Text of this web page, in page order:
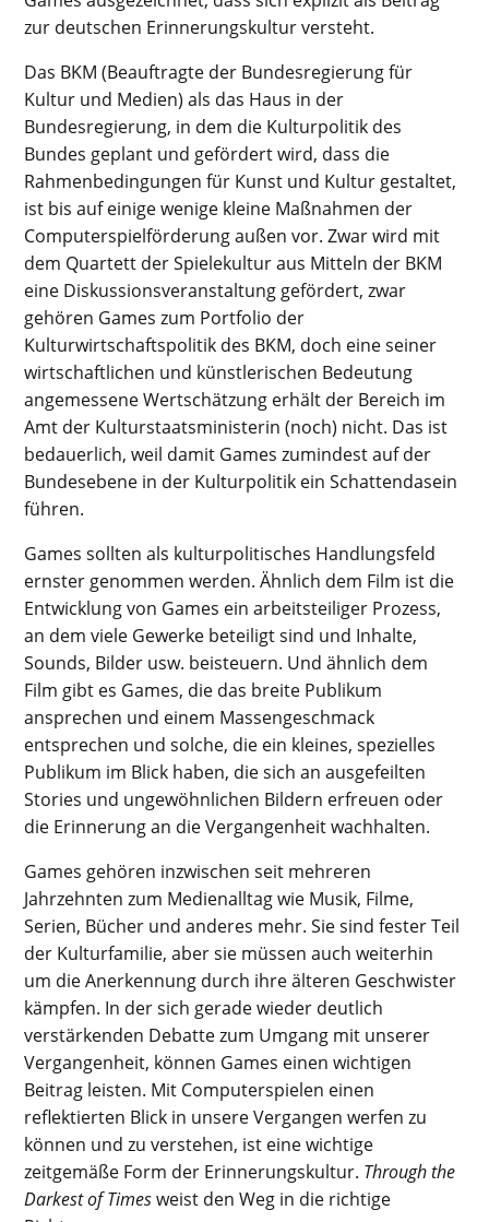
zur deutschen Erinnerungskultur versteht.
Das BKM (Beauftragte der Bundesregierung für
Kultur und Medien) als das Haus in der
Bundesregierung, in dem die Kulturpolitik des
Bundes geplant und gefördert wird, dass die
Rahmenbedingungen für Kunst und Kultur gestaltet,
ist bis auf einige wenige kleine Maßnahmen der
Computerspielförderung außen vor. Zwar wird mit
dem Quartett der Spielekultur aus Mitteln der BKM
eine Diskussionsveranstaltung gefördert, zwar
gehören Games zum Portfolio der
Kulturwirtschaftspolitik des BKM, doch eine seiner
wirtschaftlichen und künstlerischen Bedeutung
angemessene Wertschätzung erhält der Bereich im
Amt der Kulturstaatsministerin (noch) nicht. Das ist
bedauerlich, weil damit Games zumindest auf der
Bundesebene in der Kulturpolitik ein Schattendasein
führen.
Games sollten als kulturpolitisches Handlungsfeld
ernster genommen werden. Ähnlich dem Film ist die
Entwicklung von Games ein arbeitsteiliger Prozess,
an dem viele Gewerke beteiligt sind und Inhalte,
Sounds, Bilder usw. beisteuern. Und ähnlich dem
Film gibt es Games, die das breite Publikum
ansprechen und einem Massengeschmack
entsprechen und solche, die ein kleines, spezielles
Publikum im Blick haben, die sich an ausgefeilten
Stories und ungewöhnlichen Bildern erfreuen oder
die Erinnerung an die Vergangenheit wachhalten.
Games gehören inzwischen seit mehreren
Jahrzehnten zum Medienalltag wie Musik, Filme,
Serien, Bücher und anderes mehr. Sie sind fester Teil
der Kulturfamilie, aber sie müssen auch weiterhin
um die Anerkennung durch ihre älteren Geschwister
kämpfen. In der sich gerade wieder deutlich
verstärkenden Debatte zum Umgang mit unserer
Vergangenheit, können Games einen wichtigen
Beitrag leisten. Mit Computerspielen einen
reflektierten Blick in unsere Vergangen werfen zu
können und zu verstehen, ist eine wichtige
zeitgemäße Form der Erinnerungskultur. Through the
Darkest of Timesweist den Weg in die richtige